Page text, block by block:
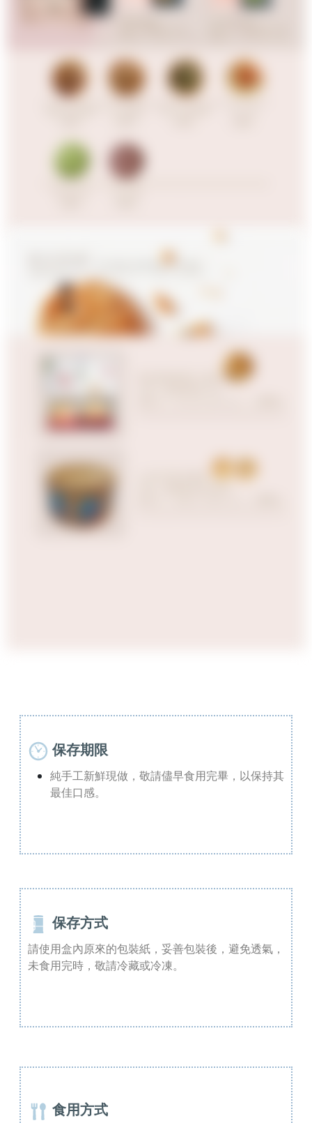
保存期限
純手工新鮮現做，敬請儘早食用完畢，以保持其
最佳口感。
保存方式
請使用盒內原來的包裝紙，妥善包裝後，避免透氣，
未食用完時，敬請冷藏或冷凍。
食用方式